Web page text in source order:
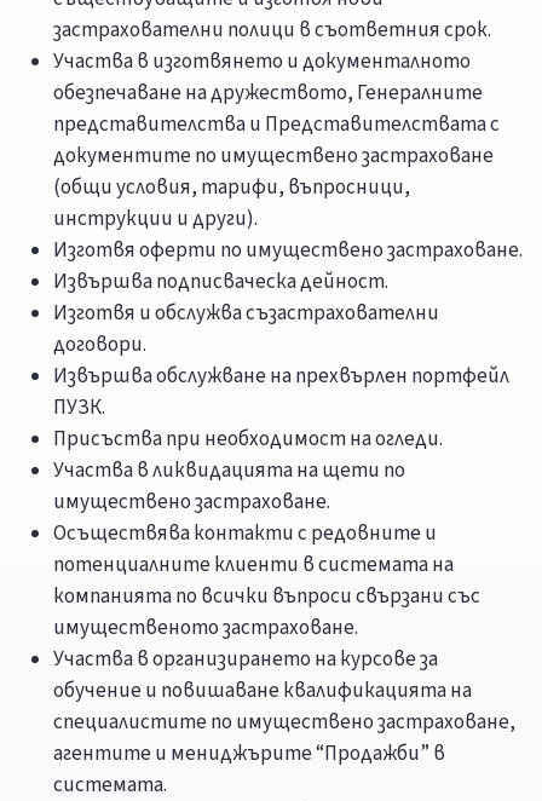
застрахователни полици в съответния срок.
Участва в изготвянето и документалното
обезпечаване на дружеството, Генералните
представителства и Представителствата с
документите по имуществено застраховане
(общи условия, тарифи, въпросници,
инструкции и други).
Изготвя оферти по имуществено застраховане.
Извършва подписваческа дейност.
Изготвя и обслужва съзастрахователни
договори.
Извършва обслужване на прехвърлен портфейл
ПУЗК.
Присъства при необходимост на огледи.
Участва в ликвидацията на щети по
имуществено застраховане.
Осъществява контакти с редовните и
потенциалните клиенти в системата на
компанията по всички въпроси свързани със
имущественото застраховане.
Участва в организирането на курсове за
обучение и повишаване квалификацията на
специалистите по имуществено застраховане,
агентите и мениджърите “Продажби” в
системата.